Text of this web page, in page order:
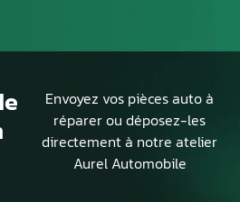
Envoyez vos pièces auto à
réparer ou déposez-les
directement à notre atelier
Aurel Automobile